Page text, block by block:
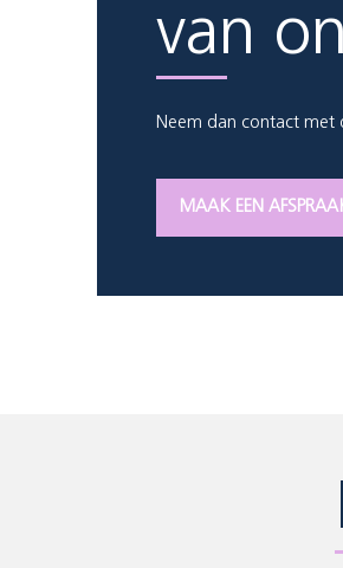
van
Neem dan contact met
MAAK EEN